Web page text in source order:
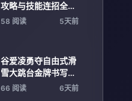
攻略与技能连招全解
析实战打法与装备搭
58 阅读 5天前
谷爱凌勇夺自由式滑
雪大跳台金牌书写历
史新篇章
66 阅读 6天前